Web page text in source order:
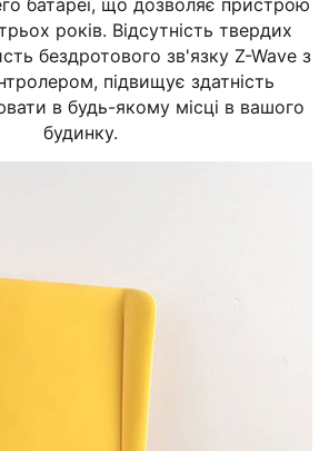
років. Відсутність твердих
бездротового зв'язку Z-Wave з
підвищує здатність
в будь-якому місці в вашого
будинку.